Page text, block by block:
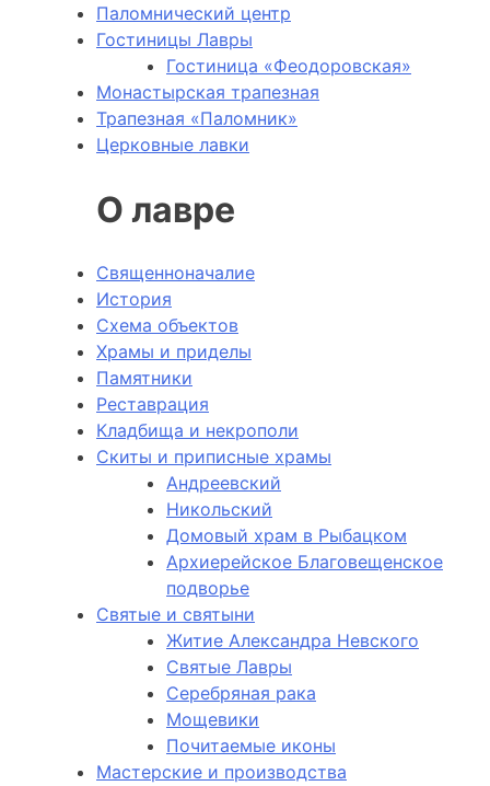
Паломнический центр
Гостиницы Лавры
Гостиница «Феодоровская»
Монастырская трапезная
Трапезная «Паломник»
Церковные лавки
О лавре
Священноначалие
История
Схема объектов
Храмы и приделы
Памятники
Реставрация
Кладбища и некрополи
Скиты и приписные храмы
Андреевский
Никольский
Домовый храм в Рыбацком
Архиерейское Благовещенское
подворье
Святые и святыни
Житие Александра Невского
Святые Лавры
Серебряная рака
Мощевики
Почитаемые иконы
Мастерские и производства